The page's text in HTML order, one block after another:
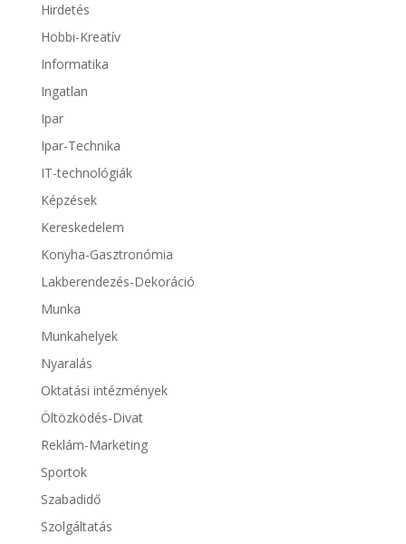
Hirdetés
Hobbi-Kreatív
Informatika
Ingatlan
Ipar
Ipar-Technika
IT-technológiák
Képzések
Kereskedelem
Konyha-Gasztronómia
Lakberendezés-Dekoráció
Munka
Munkahelyek
Nyaralás
Oktatási intézmények
Öltözködés-Divat
Reklám-Marketing
Sportok
Szabadidő
Szolgáltatás